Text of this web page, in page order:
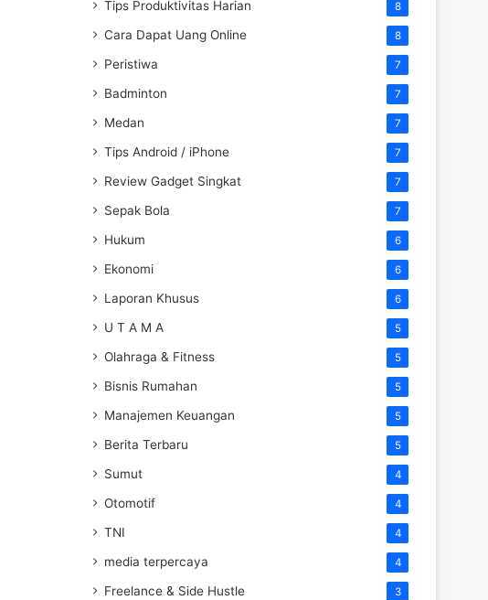
Tips Produktivitas Harian 8
Cara Dapat Uang Online 8
Peristiwa 7
Badminton 7
Medan 7
Tips Android / iPhone 7
Review Gadget Singkat 7
Sepak Bola 7
Hukum 6
Ekonomi 6
Laporan Khusus 6
U T A M A 5
Olahraga & Fitness 5
Bisnis Rumahan 5
Manajemen Keuangan 5
Berita Terbaru 5
Sumut 4
Otomotif 4
TNI 4
media terpercaya 4
Freelance & Side Hustle 3